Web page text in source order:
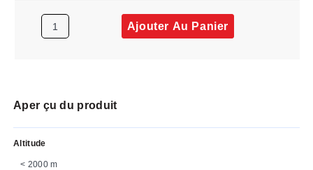
Ajouter Au Panier
Aper çu du produit
Altitude
< 2000 m